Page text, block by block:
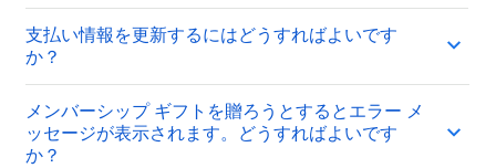
支払い情報を更新するにはどうすればよいです
か？
メンバーシップ ギフトを贈ろうとするとエラー メ
ッセージが表示されます。どうすればよいです
か？